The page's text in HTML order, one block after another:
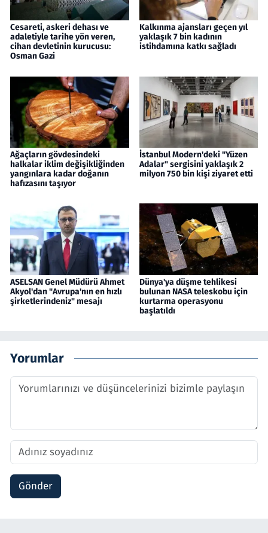
Cesareti, askeri dehası ve
adaletiyle tarihe yön veren,
cihan devletinin kurucusu:
Osman Gazi
Kalkınma ajansları geçen yıl
yaklaşık 7 bin kadının
istihdamına katkı sağladı
Ağaçların gövdesindeki
halkalar iklim değişikliğinden
yangınlara kadar doğanın
hafızasını taşıyor
İstanbul Modern'deki "Yüzen
Adalar" sergisini yaklaşık 2
milyon 750 bin kişi ziyaret etti
ASELSAN Genel Müdürü Ahmet
Akyol'dan "Avrupa'nın en hızlı
şirketlerindeniz" mesajı
Dünya'ya düşme tehlikesi
bulunan NASA teleskobu için
kurtarma operasyonu
başlatıldı
Yorumlar
Gönder